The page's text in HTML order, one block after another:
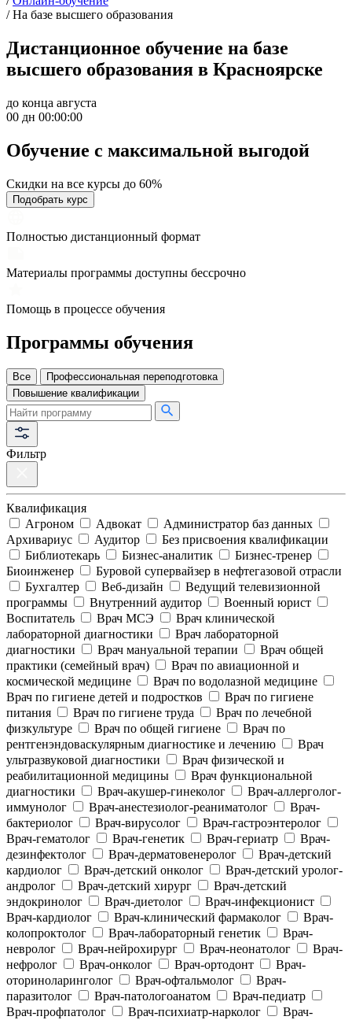
/ На базе высшего образования
Дистанционное обучение на базе
высшего образования в Красноярске
до конца августа
00 дн 00:00:00
Обучение с максимальной выгодой
Скидки на все курсы до 60%
Подобрать курс
Полностью дистанционный формат
Материалы программы доступны бессрочно
Помощь в процессе обучения
Программы обучения
Все
Профессиональная переподготовка
Повышение квалификации
Фильтр
Квалификация
Агроном
Адвокат
Администратор баз данных
Архивариус
Аудитор
Без присвоения квалификации
Библиотекарь
Бизнес-аналитик
Бизнес-тренер
Биоинженер
Буровой супервайзер в нефтегазовой отрасли
Бухгалтер
Веб-дизайн
Ведущий телевизионной
программы
Внутренний аудитор
Военный юрист
Воспитатель
Врач МСЭ
Врач клинической
лабораторной диагностики
Врач лабораторной
диагностики
Врач мануальной терапии
Врач общей
практики (семейный врач)
Врач по авиационной и
космической медицине
Врач по водолазной медицине
Врач по гигиене детей и подростков
Врач по гигиене
питания
Врач по гигиене труда
Врач по лечебной
физкультуре
Врач по общей гигиене
Врач по
рентгенэндоваскулярным диагностике и лечению
Врач
ультразвуковой диагностики
Врач физической и
реабилитационной медицины
Врач функциональной
диагностики
Врач-акушер-гинеколог
Врач-аллерголог-
иммунолог
Врач-анестезиолог-реаниматолог
Врач-
бактериолог
Врач-вирусолог
Врач-гастроэнтеролог
Врач-гематолог
Врач-генетик Врач-гериатр
Врач-
дезинфектолог
Врач-дерматовенеролог
Врач-детский
кардиолог
Врач-детский онколог
Врач-детский уролог-
андролог
Врач-детский хирург
Врач-детский
эндокринолог
Врач-диетолог
Врач-инфекционист
Врач-кардиолог
Врач-клинический фармаколог
Врач-
колопроктолог
Врач-лабораторный генетик
Врач-
невролог
Врач-нейрохирург Врач-неонатолог
Врач-
нефролог
Врач-онколог Врач-ортодонт
Врач-
оториноларинголог
Врач-офтальмолог
Врач-
паразитолог
Врач-патологоанатом
Врач-педиатр
Врач-профпатолог
Врач-психиатр-нарколог
Врач-